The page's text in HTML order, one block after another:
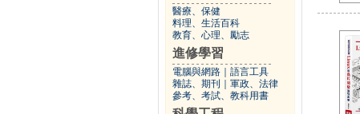
醫療、保健
料理、生活百科
教育、心理、勵志
進修學習
電腦與網路
語言工具
雜誌、期刊
軍政、法律
參考、考試、教科用書